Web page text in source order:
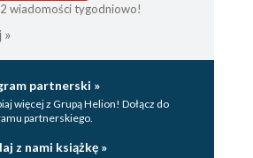
wiadomości tygodniowo!
»
partnerski »
więcej z Grupą Helion! Dołącz do
partnerskiego.
z nami książkę »